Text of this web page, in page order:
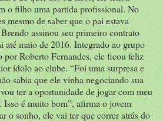
o filho uma partida profissional. No
mesmo de saber que o pai estava
assinou seu primeiro contrato
até maio de 2016. Integrado ao grupo
por Roberto Fernandes, ele ficou feliz
ídolo ao clube. “Foi uma surpresa e
sabia que ele vinha negociando sua
ter a oportunidade de jogar com meu
é muito bom”, afirma o jovem
o sonho, ele vai ter que correr atrás do